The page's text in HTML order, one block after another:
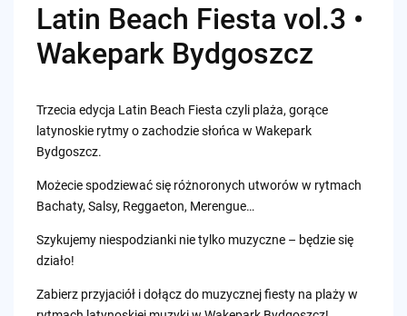
Latin Beach Fiesta vol.3 •
Wakepark Bydgoszcz
Trzecia edycja Latin Beach Fiesta czyli plaża, gorące
latynoskie rytmy o zachodzie słońca w Wakepark
Bydgoszcz.
Możecie spodziewać się różnoronych utworów w rytmach
Bachaty, Salsy, Reggaeton, Merengue…
Szykujemy niespodzianki nie tylko muzyczne – będzie się
działo!
Zabierz przyjaciół i dołącz do muzycznej fiesty na plaży w